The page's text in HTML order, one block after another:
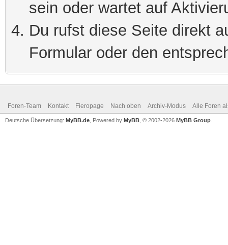
sein oder wartet auf
Du rufst diese Seite direkt
Formular oder den
Foren-Team Kontakt Fieropage Nach oben Archiv-Modus Alle Foren
Deutsche Übersetzung: MyBB.de , Powered by MyBB , © 2002-2026 MyBB Group